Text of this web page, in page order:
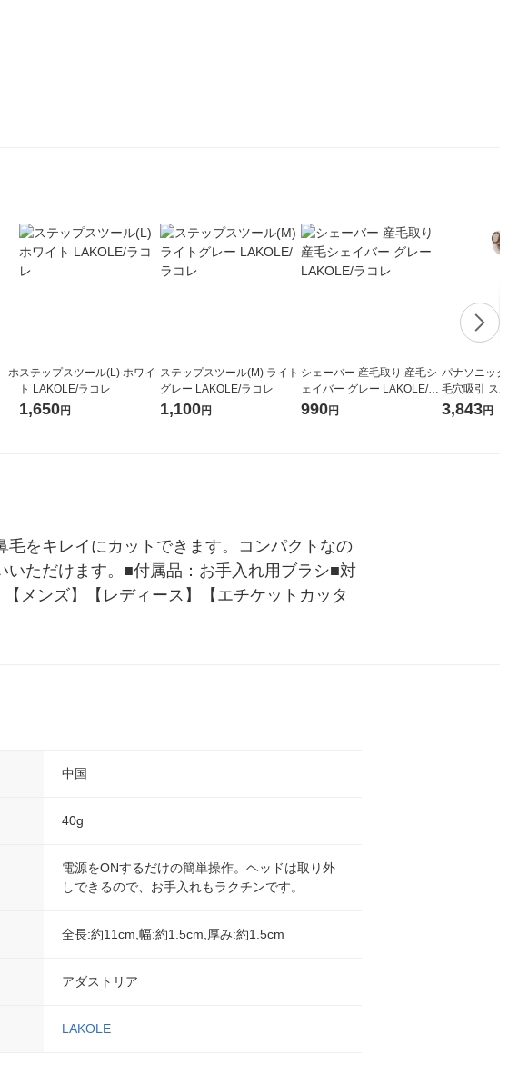
ホ ステップスツール(L) ホワイ
ト LAKOLE/ラコレ
1,650円
ステップスツール(M) ライト
グレー LAKOLE/ラコレ
1,100円
シェーバー 産毛取り 産毛シ
ェイバー グレー LAKOLE/ラ
コレ
990円
パナソニック
毛穴吸引 スポ
-SC10-E ベー
3,843円
をキレイにカットできます。コンパクトなの
ただけます。■付属品：お手入れ用ブラシ■対
メンズ】【レディース】【エチケットカッタ
中国
40g
電源をONするだけの簡単操作。ヘッドは取り外
しできるので、お手入れもラクチンです。
全長:約11cm,幅:約1.5cm,厚み:約1.5cm
アダストリア
LAKOLE